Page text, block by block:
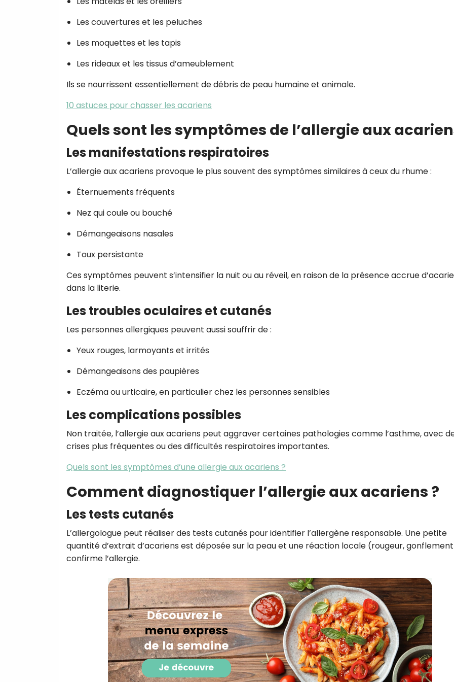
Les couvertures et les peluches
Les moquettes et les tapis
Les rideaux et les tissus d’ameublement
Ils se nourrissent essentiellement de débris de peau humaine et animale.
10 astuces pour chasser les acariens
Quels sont les symptômes de l’allergie aux
Les manifestations respiratoires
L’allergie aux acariens provoque le plus souvent des symptômes similaires à ceux du rhume :
Éternuements fréquents
Nez qui coule ou bouché
Démangeaisons nasales
Toux persistante
Ces symptômes peuvent s’intensifier la nuit ou au réveil, en raison de la présence accrue
dans la literie.
Les troubles oculaires et cutanés
Les personnes allergiques peuvent aussi souffrir de :
Yeux rouges, larmoyants et irrités
Démangeaisons des paupières
Eczéma ou urticaire, en particulier chez les personnes sensibles
Les complications possibles
Non traitée, l’allergie aux acariens peut aggraver certaines pathologies comme l’asthme, avec
crises plus fréquentes ou des difficultés respiratoires importantes.
Quels sont les symptômes d’une allergie aux acariens ?
Comment diagnostiquer l’allergie aux acariens ?
Les tests cutanés
L’allergologue peut réaliser des tests cutanés pour identifier l’allergène responsable. Une petite
quantité d’extrait d’acariens est déposée sur la peau et une réaction locale (rougeur,
confirme l’allergie.